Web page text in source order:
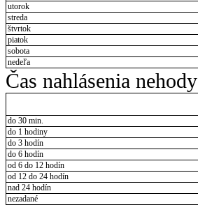
utorok
streda
štvrtok
piatok
sobota
nedeľa
Čas nahlásenia nehody
do 30 min.
do 1 hodiny
do 3 hodín
do 6 hodín
od 6 do 12 hodín
od 12 do 24 hodín
nad 24 hodín
nezadané